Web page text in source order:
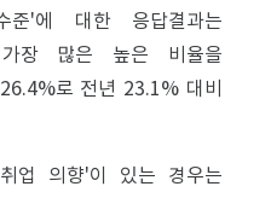
'에 대한 응답결과는
장 많은 높은 비율을
로 전년 23.1% 대비
업 의향'이 있는 경우는